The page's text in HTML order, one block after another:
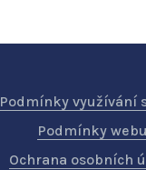
Podmínky využívání
Podmínky webu
Ochrana osobních